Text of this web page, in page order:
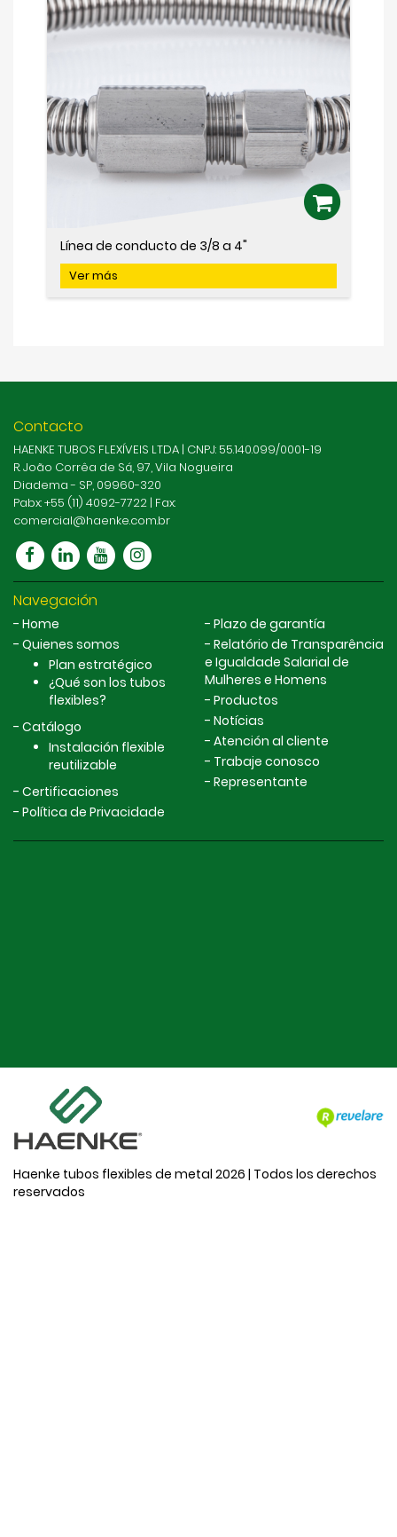
Línea de conducto de 3/8 a 4"
Ver más
Contacto
HAENKE TUBOS FLEXÍVEIS LTDA | CNPJ: 55.140.099/0001-19
R. João Corrêa de Sá, 97, Vila Nogueira
Diadema - SP, 09960-320
Pabx: +55 (11) 4092-7722 | Fax:
comercial@haenke.com.br
Navegación
Home
Quienes somos
Plan estratégico
¿Qué son los tubos
flexibles?
Catálogo
Instalación flexible
reutilizable
Certificaciones
Política de Privacidade
Plazo de garantía
Relatório de Transparência
e Igualdade Salarial de
Mulheres e Homens
Productos
Notícias
Atención al cliente
Trabaje conosco
Representante
Haenke tubos flexibles de metal 2026 | Todos los derechos
reservados